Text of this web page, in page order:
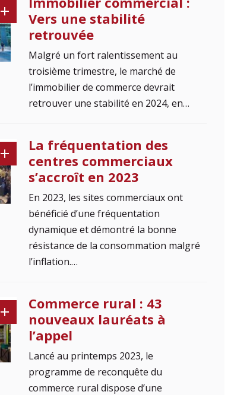
Vers une stabilité
retrouvée
Malgré un fort ralentissement au
troisième trimestre, le marché de
l’immobilier de commerce devrait
retrouver une stabilité en 2024, en…
La fréquentation des
centres commerciaux
s’accroît en 2023
En 2023, les sites commerciaux ont
bénéficié d’une fréquentation
dynamique et démontré la bonne
résistance de la consommation malgré
l’inflation.…
Commerce rural : 43
nouveaux lauréats à
l’appel
Lancé au printemps 2023, le
programme de reconquête du
commerce rural dispose d’une